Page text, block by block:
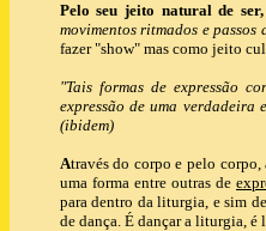
Pelo seu jeito natural de
movimentos ritmados e passos
fazer "show" mas como jeito
"Tais formas de expressão
expressão de uma
(ibidem)
Através do corpo e pelo
uma forma entre outras de
para dentro da liturgia, e sim
de dança. É dançar a liturgia,